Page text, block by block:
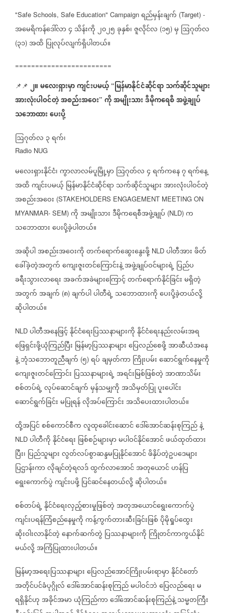
"Safe Schools, Safe Education" Campaign ရည်မှန်းချက် (Target) -
အမေရိကန်ဒေါ်လာ၄ သိန်းကို၂၀၂၅ခုနှစ်၊ဇူလိုင်လ (၁၅) မှ ဩဂုတ်လ
(၃၁) အထိ ပြုလုပ်လျက်ရှိပါတယ်။
========================
📌📌 ၂။မလေးရှားမှာကျင်းပမယ့် “မြန်မာနိုင်ငံဆိုင်ရာသက်ဆိုင်သူများ
အားလုံးပါဝင်တဲ့အစည်းအဝေး” ကိုအမျိုးသားဒီမိုကရေစီအဖွဲ့ချုပ်
သဘောထားပေးပို့
ဩဂုတ်လ ၃ရက်၊
Radio NUG
မလေးရှားနိုင်ငံ၊ကွာလာလမ်ပူမြို့မှာသြဂုတ်လ၄ရက်ကနေ၇ရက်နေ့
အထိကျင်းပမယ့် မြန်မာနိုင်ငံဆိုင်ရာသက်ဆိုင်သူများအားလုံးပါဝင်တဲ့
အစည်းအဝေး (STAKEHOLDERS ENGAGEMENT MEETING ON
MYANMAR- SEM) ကိုအမျိုးသားဒီမိုကရေစီအဖွဲ့ချုပ် (NLD) က
သဘောထားပေးပို့ခဲ့ပါတယ်။
အဆိုပါအစည်းအဝေးကိုတက်ရောက်ဆွေးနွေးဖို့ NLD ပါတီအားဖိတ်
ခေါ်ခဲ့တဲ့အတွက်ကျေးဇူးတင်ကြောင်းနဲ့အဖွဲ့ချုပ်ဝင်များရဲ့ပြည်ပ
ခရီးသွားလာရေးအခက်အခဲများကြောင့်တက်ရောက်နိုင်ခြင်းမရှိတဲ့
အတွက်အချက် (၈) ချက်ပါပါတီရဲ့သဘောထားကိုပေးပို့ခဲ့တယ်လို့
ဆိုပါတယ်။
NLD ပါတီအနေဖြင့်နိုင်ငံရေးပြဿနာများကိုနိုင်ငံရေးနည်းလမ်းအရ
ဖြေရှင်းဖို့ယုံကြည်ပြီး မြန်မာ့ပြဿနာများပြေလည်စေဖို့အာဆီယံအနေ
နဲ့ဘုံသဘောတူညီချက် (၅) ရပ်ချမှတ်ကာကြိုးပမ်းဆောင်ရွက်နေမှုကို
ကျေးဇူးတင်ကြောင်း ပြဿနာများရဲ့အရင်းမြစ်ဖြစ်တဲ့အာဏာသိမ်း
စစ်တပ်ရဲ့လုပ်ဆောင်ချက်မှန်သမျှကိုအသိမှတ်ပြုပူးပေါင်း
ဆောင်ရွက်ခြင်းမပြုရန်လိုအပ်ကြောင်းအသိပေးထားပါတယ်။
ထို့အပြင်စစ်ကောင်စီကလူထုခေါင်းဆောင်ဒေါ်အောင်ဆန်းစုကြည်နဲ့
NLD ပါတီကိုနိုင်ငံရေး ဖြစ်စဉ်များမှာမပါဝင်နိုင်အောင်ဖယ်ထုတ်ထား
ပြီး၊ ပြည်သူများလွတ်လပ်စွာဆန္ဒမပြုနိုင်အောင်ဖိနှိပ်တဲ့ဥပဒေများ
ပြဌာန်းကာလိုချင်တဲ့ရလဒ်ထွက်လာအောင်အတုယောင်ဟန်ပြ
ရွေးကောက်ပွဲကျင်းပဖို့ပြင်ဆင်နေတယ်လို့ဆိုပါတယ်။
စစ်တပ်ရဲ့နိုင်ငံရေးလှည့်စားမှုဖြစ်တဲ့အတုအယောင်ရွေးကောက်ပွဲ
ကျင်းပရန်ကြံစည်နေမှုကိုကန့်ကွက်တားဆီးခြင်းဖြစ်ပိုမိုရှုပ်ထွေး
ဆိုးဝါးလာနိုင်တဲ့နောက်ဆက်တွဲ ပြဿနာများကို ကြိုတင်ကာကွယ်နိုင်
မယ်လို့အကြံပြုထားပါတယ်။
မြန်မာ့အရေးပြဿနာများပြေလည်အောင်ကြိုးပမ်းရာမှာနိုင်ငံတော်
အတိုင်ပင်ခံပုဂ္ဂိုလ်ဒေါ်အောင်ဆန်းစုကြည်မပါဝင်ဘဲပြေလည်ရေးမ
ရရှိနိုင်ဟုအခိုင်အမာယုံကြည်ကာဒေါ်အောင်ဆန်းစုကြည်နဲ့သမ္မတကြီး